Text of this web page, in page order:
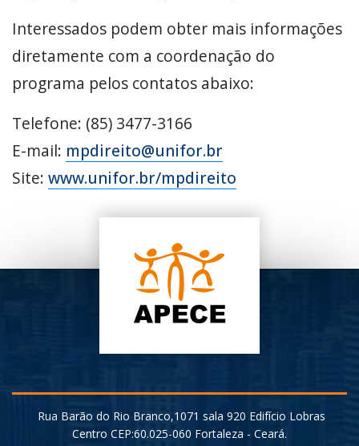
Interessados podem obter mais informações
diretamente com a coordenação do
programa pelos contatos abaixo:
Telefone: (85) 3477-3166
E-mail: mpdireito@unifor.br
Site: www.unifor.br/mpdireito
Rua Barão do Rio Branco,1071 sala 920 Edifício Lobras
Centro CEP:60.025-060 Fortaleza - Ceará.